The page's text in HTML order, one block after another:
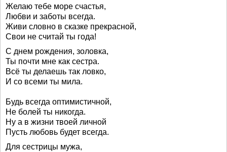
Желаю тебе море счастья,
Любви и заботы всегда.
Живи словно в сказке прекрасной,
Свои не считай ты года!
С днем рождения, золовка,
Ты почти мне как сестра.
Всё ты делаешь так ловко,
И со всеми ты мила.
Будь всегда оптимистичной,
Не болей ты никогда.
Ну а в жизни твоей личной
Пусть любовь будет всегда.
Для сестрицы мужа,